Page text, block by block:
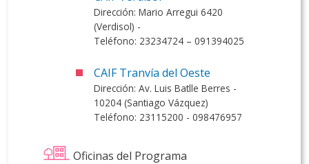
Dirección: Mario Arregui 6420
(Verdisol) -
Teléfono: 23234724 – 091394025
CAIF Tranvía del Oeste
Dirección: Av. Luis Batlle Berres -
10204 (Santiago Vázquez)
Teléfono: 23115200 - 098476957
Oficinas del Programa